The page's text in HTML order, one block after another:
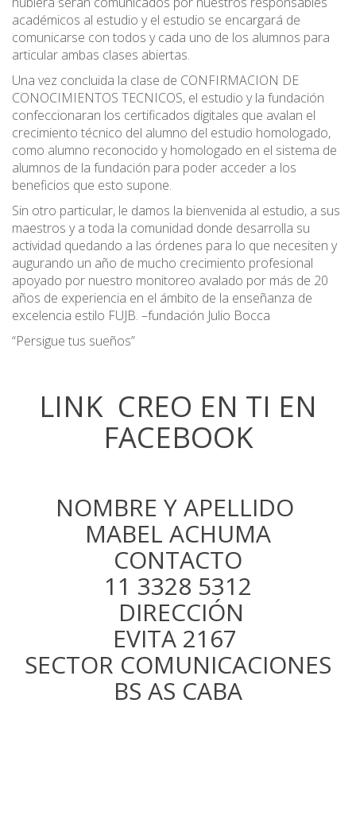
académicos al estudio y el estudio se encargará de
comunicarse con todos y cada uno de los alumnos para
articular ambas clases abiertas.
Una vez concluida la clase de CONFIRMACION DE
CONOCIMIENTOS TECNICOS, el estudio y la fundación
confeccionaran los certificados digitales que avalan el
crecimiento técnico del alumno del estudio homologado,
como alumno reconocido y homologado en el sistema de
alumnos de la fundación para poder acceder a los
beneficios que esto supone.
Sin otro particular, le damos la bienvenida al estudio, a sus
maestros y a toda la comunidad donde desarrolla su
actividad quedando a las órdenes para lo que necesiten y
augurando un año de mucho crecimiento profesional
apoyado por nuestro monitoreo avalado por más de 20
años de experiencia en el ámbito de la enseñanza de
excelencia estilo FUJB. –fundación Julio Bocca
“Persigue tus sueños”
LINK CREO EN TI EN
FACEBOOK
NOMBRE Y APELLIDO
MABEL ACHUMA
CONTACTO
11 3328 5312
DIRECCIÓN
EVITA 2167
SECTOR COMUNICACIONES
BS AS CABA